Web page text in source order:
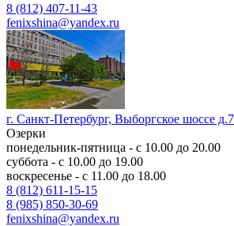
8 (812) 407-11-43
fenixshina@yandex.ru
г. Санкт-Петербург, Выборгское шоссе
Озерки
понедельник-пятница - с 10.00 до 20.00
суббота - с 10.00 до 19.00
воскресенье - с 11.00 до 18.00
8 (812) 611-15-15
8 (985) 850-30-69
fenixshina@yandex.ru